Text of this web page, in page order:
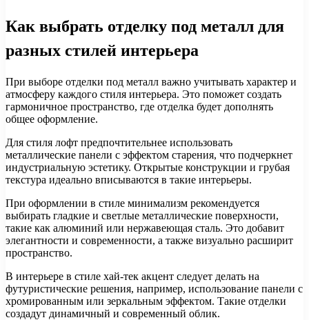
Как выбрать отделку под металл для
разных стилей интерьера
При выборе отделки под металл важно учитывать характер и
атмосферу каждого стиля интерьера. Это поможет создать
гармоничное пространство, где отделка будет дополнять
общее оформление.
Для стиля лофт предпочтительнее использовать
металлические панели с эффектом старения, что подчеркнет
индустриальную эстетику. Открытые конструкции и грубая
текстура идеально вписываются в такие интерьеры.
При оформлении в стиле минимализм рекомендуется
выбирать гладкие и светлые металлические поверхности,
такие как алюминий или нержавеющая сталь. Это добавит
элегантности и современности, а также визуально расширит
пространство.
В интерьере в стиле хай-тек акцент следует делать на
футуристические решения, например, использование панели с
хромированным или зеркальным эффектом. Такие отделки
создадут динамичный и современный облик.